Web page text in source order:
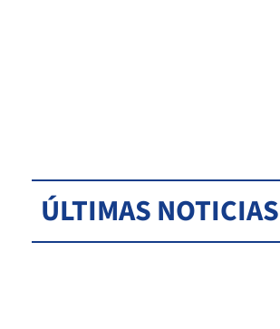
ÚLTIMAS NOTICIAS